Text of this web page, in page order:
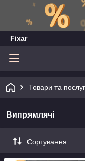
Fixar
Товари та
Випрямлячі
Сортування